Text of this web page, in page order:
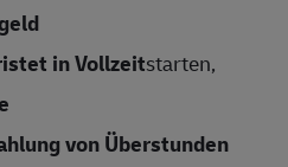
in Vollzeitstarten,
von Überstunden